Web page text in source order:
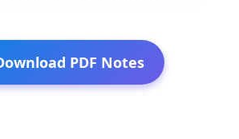
PDF Notes